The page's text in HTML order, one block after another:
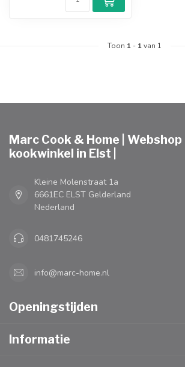
Toon 1 - 1van 1
Marc Cook & Home | Webshop
kookwinkel in Elst |
Kleine Molenstraat 1a
6661EC ELST Gelderland
Nederland
0481745246
info@marc-home.nl
Openingstijden
Informatie